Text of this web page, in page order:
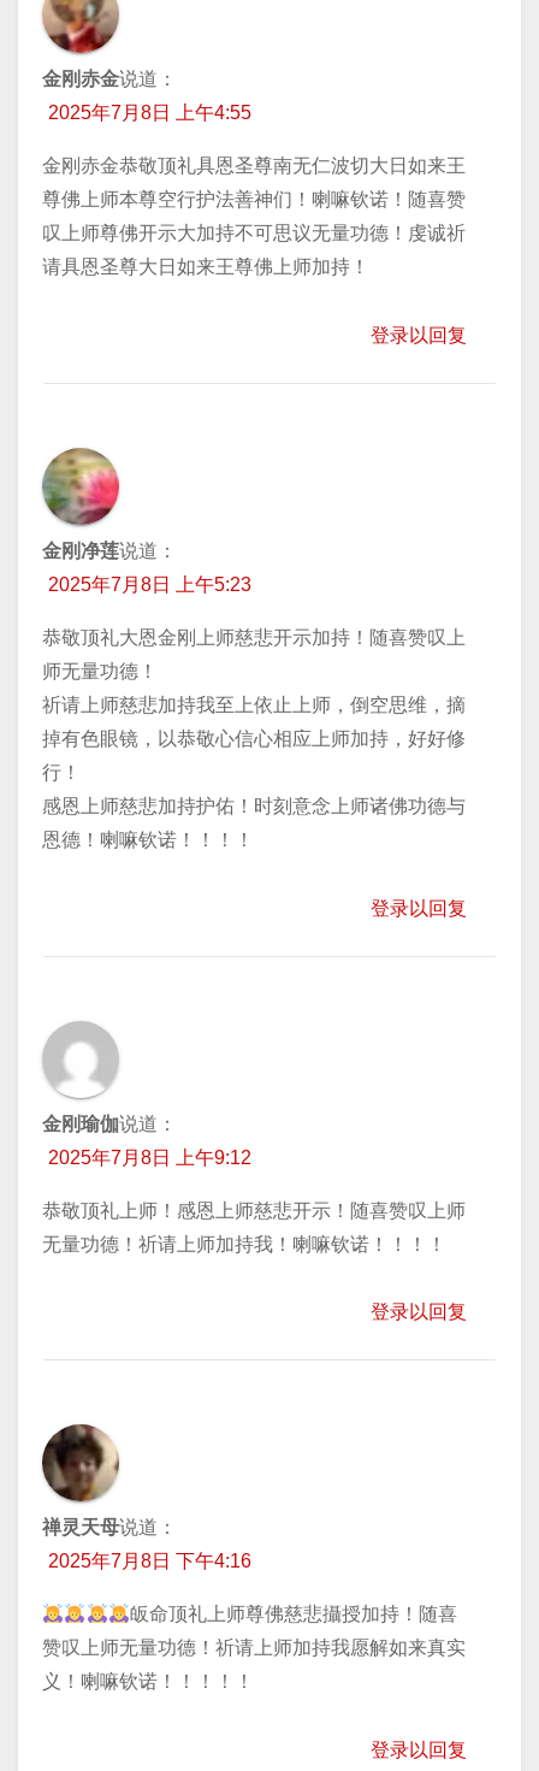
金刚赤金说道：
2025年7月8日 上午4:55
金刚赤金恭敬顶礼具恩圣尊南无仁波切大日如来王
尊佛上师本尊空行护法善神们！喇嘛钦诺！随喜赞
叹上师尊佛开示大加持不可思议无量功德！虔诚祈
请具恩圣尊大日如来王尊佛上师加持！
登录以回复
金刚净莲说道：
2025年7月8日 上午5:23
恭敬顶礼大恩金刚上师慈悲开示加持！随喜赞叹上
师无量功德！
祈请上师慈悲加持我至上依止上师，倒空思维，摘
掉有色眼镜，以恭敬心信心相应上师加持，好好修
行！
感恩上师慈悲加持护佑！时刻意念上师诸佛功德与
恩德！喇嘛钦诺！！！！
登录以回复
金刚瑜伽说道：
2025年7月8日 上午9:12
恭敬顶礼上师！感恩上师慈悲开示！随喜赞叹上师
无量功德！祈请上师加持我！喇嘛钦诺！！！！
登录以回复
禅灵天母说道：
2025年7月8日 下午4:16
皈命顶礼上师尊佛慈悲攝授加持！随喜
赞叹上师无量功德！祈请上师加持我愿解如来真实
义！喇嘛钦诺！！！！！
登录以回复